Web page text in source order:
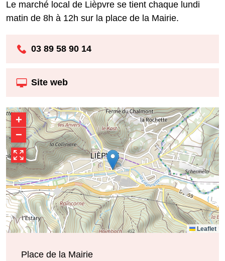
Le marché local de Lièpvre se tient chaque lundi
matin de 8h à 12h sur la place de la Mairie.
03 89 58 90 14
Site web
+
−
Leaflet
Place de la Mairie